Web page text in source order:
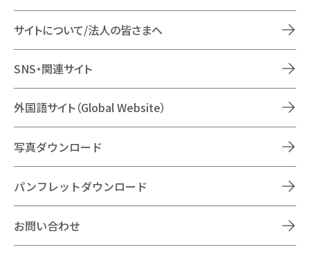
サイトについて/法人の皆さまへ
SNS・関連サイト
外国語サイト（Global Website）
写真ダウンロード
パンフレットダウンロード
お問い合わせ